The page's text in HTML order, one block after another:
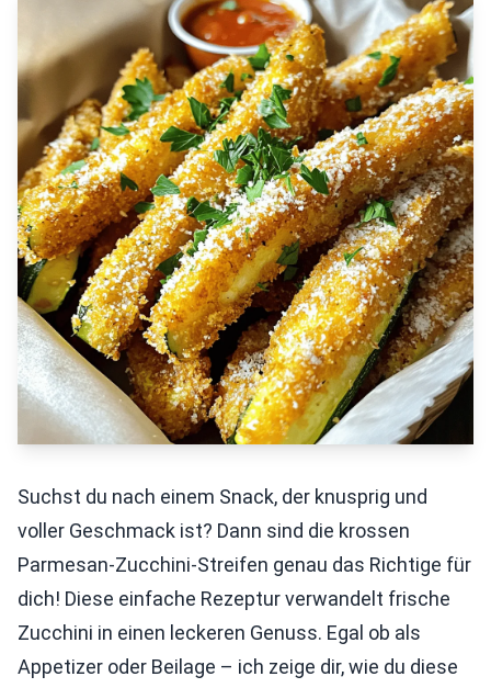
Suchst du nach einem Snack, der knusprig und
voller Geschmack ist? Dann sind die krossen
Parmesan-Zucchini-Streifen genau das Richtige für
dich! Diese einfache Rezeptur verwandelt frische
Zucchini in einen leckeren Genuss. Egal ob als
Appetizer oder Beilage – ich zeige dir, wie du diese